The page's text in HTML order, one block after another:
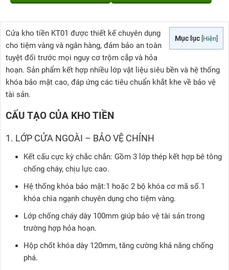
Mục lục Hiện
Cửa kho tiền KT01 được thiết kế chuyên dụng
cho tiệm vàng và ngân hàng, đảm bảo an toàn
tuyệt đối trước mọi nguy cơ trộm cắp và hỏa
hoạn. Sản phẩm kết hợp nhiều lớp vật liệu siêu bền và hệ thống
khóa bảo mật cao, đáp ứng các tiêu chuẩn khắt khe về bảo vệ
tài sản.
CẤU TẠO CỦA KHO TIỀN
1. LỚP CỬA NGOÀI – BẢO VỆ CHÍNH
Kết cấu cực kỳ chắc chắn: Gồm 3 lớp thép kết hợp bê tông
chống cháy, chịu lực cao.
Hệ thống khóa bảo mật:1 hoặc 2 bộ khóa cơ mã số.1
khóa chìa ngạnh chuyên dụng cho tiệm vàng.
Lớp chống cháy dày 100mm giúp bảo vệ tài sản trong
trường hợp hỏa hoạn.
Hộp chốt khóa dày 120mm, tăng cường khả năng chống
phá.